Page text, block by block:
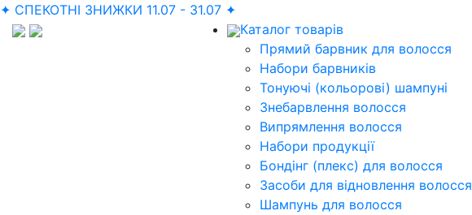
✦ СПЕКОТНІ ЗНИЖКИ 11.07 - 31.07 ✦
Каталог товарів
Прямий барвник для волосся
Набори барвників
Тонуючі (кольорові) шампуні
Знебарвлення волосся
Випрямлення волосся
Набори продукції
Бондінг (плекс) для волосся
Засоби для відновлення волосся
Шампунь для волосся